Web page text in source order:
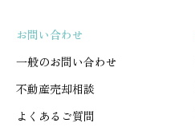
お問い合わせ
一般のお問い合わせ
不動産売却相談
よくあるご質問